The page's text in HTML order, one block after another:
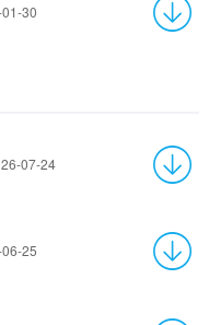
30
07-24
25